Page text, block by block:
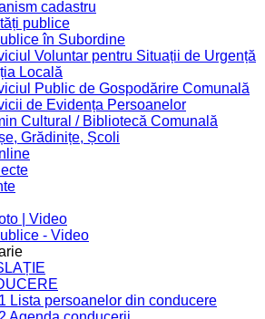
cadastru
publice
în Subordine
Voluntar pentru Situații de Urgență
Locală
Public de Gospodărire Comunală
de Evidența Persoanelor
Cultural / Bibliotecă Comunală
Grădinițe, Școli
| Video
- Video
Lista persoanelor din conducere